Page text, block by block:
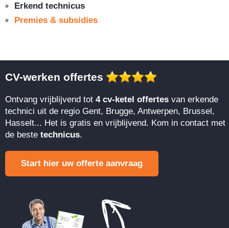
Erkend technicus
Premies & subsidies
CV-werken offertes
Ontvang vrijblijvend tot 4 cv-ketel offertes van erkende
technici uit de regio Gent, Brugge, Antwerpen, Brussel,
Hasselt... Het is gratis en vrijblijvend. Kom in contact met
de beste technicus.
Start hier uw offerte aanvraag